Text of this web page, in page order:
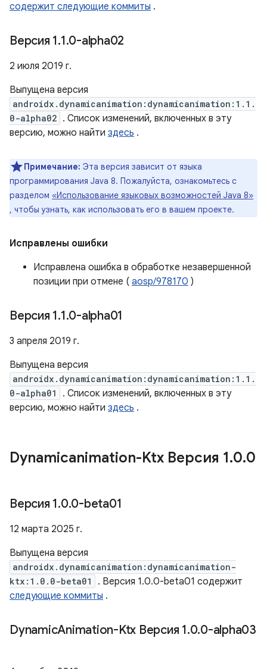
содержит следующие коммиты .
Версия 1.1.0-alpha02
2 июля 2019 г.
Выпущена версия
androidx.dynamicanimation:dynamicanimation:1.1.
0-alpha02 . Список изменений, включенных в эту
версию, можно найти здесь .
Примечание: Эта версия зависит от языка
программирования Java 8. Пожалуйста, ознакомьтесь с
разделом «Использование языковых возможностей Java 8»
, чтобы узнать, как использовать его в вашем проекте.
Исправлены ошибки
Исправлена ​​ошибка в обработке незавершенной
позиции при отмене ( aosp/978170 )
Версия 1.1.0-alpha01
3 апреля 2019 г.
Выпущена версия
androidx.dynamicanimation:dynamicanimation:1.1.
0-alpha01
. Список изменений, включенных в эту
версию, можно найти здесь .
Dynamicanimation-Ktx Версия 1.0.0
Версия 1.0.0-beta01
12 марта 2025 г.
Выпущена версия
androidx.dynamicanimation:dynamicanimation-
ktx:1.0.0-beta01
. Версия 1.0.0-beta01 содержит
следующие коммиты .
DynamicAnimation-Ktx Версия 1.0.0-alpha03